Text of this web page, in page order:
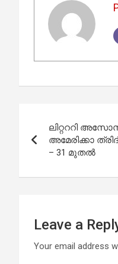
navigation
ലിറ്റററി
അമേരിക്കാ
– 31 മുതൽ
Leave a
Your email address